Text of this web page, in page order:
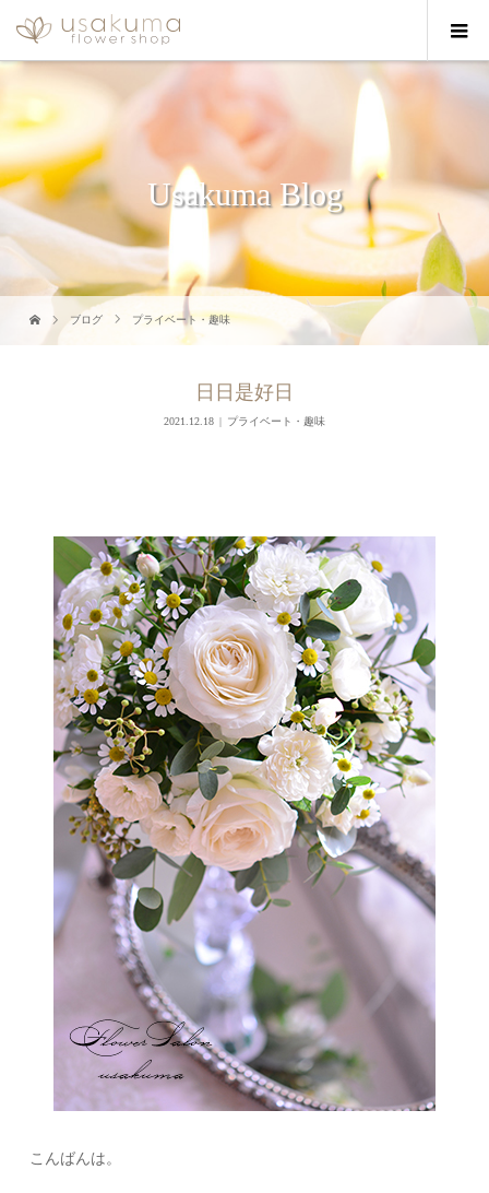
Usakuma Blog
ブログ プライベート・趣味
日日是好日
2021.12.18 プライベート・趣味
こんばんは。